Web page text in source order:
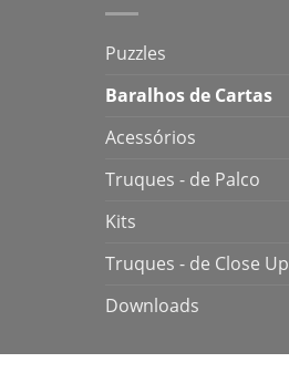
Puzzles
Baralhos de Cartas
Acessórios
Truques - de Palco
Kits
Truques - de Close Up
Downloads